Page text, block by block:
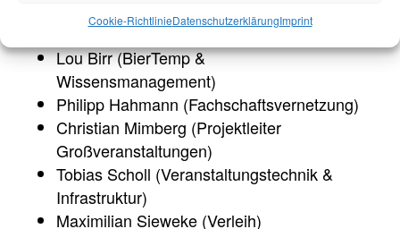
Cookie-RichtlinieDatenschutzerklärungImprint
Philip Audi (Verleih)
Lou Birr (BierTemp &
Wissensmanagement)
Philipp Hahmann (Fachschaftsvernetzung)
Christian Mimberg (Projektleiter
Großveranstaltungen)
Tobias Scholl (Veranstaltungstechnik &
Infrastruktur)
Maximilian Sieweke (Verleih)